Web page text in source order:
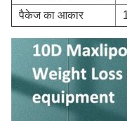
पैकेज का आकार